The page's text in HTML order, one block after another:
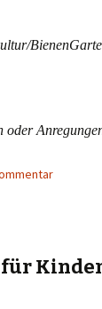
oder
Kinder